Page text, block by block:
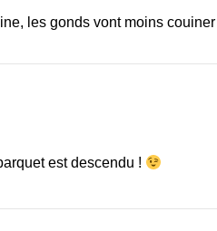
les gonds vont moins
est descendu !